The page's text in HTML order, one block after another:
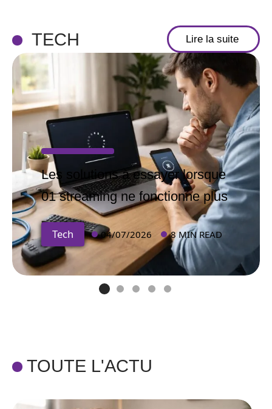
TECH Lire la suite
Les solutions à essayer lorsque
01 streaming ne fonctionne plus
Tech 04/07/2026 8 MIN READ
TOUTE L'ACTU